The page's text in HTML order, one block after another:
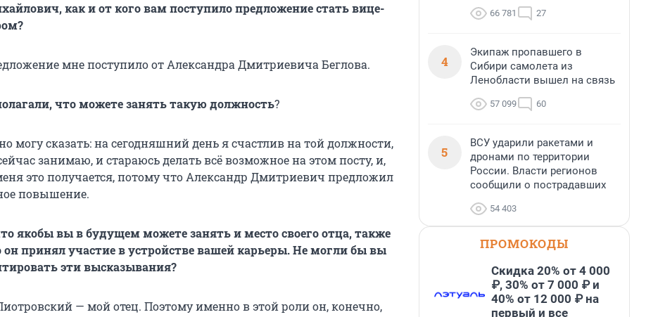
как и от кого вам поступило предложение стать вице-
мне поступило от Александра Дмитриевича Беглова.
что можете занять такую должность?
могу сказать: на сегодняшний день я счастлив на той должности,
занимаю, и стараюсь делать всё возможное на этом посту, и,
это получается, потому что Александр Дмитриевич предложил
повышение.
якобы вы в будущем можете занять и место своего отца, также
принял участие в устройстве вашей карьеры. Не могли бы вы
эти высказывания?
— мой отец. Поэтому именно в этой роли он, конечно,
66 781 27
4
Экипаж пропавшего в
Сибири самолета из
Ленобласти вышел на связь
57 099 60
5
ВСУ ударили ракетами и
дронами по территории
России. Власти регионов
сообщили о пострадавших
54 403
ПРОМОКОДЫ
Скидка 20% от 4 000
₽, 30% от 7 000 ₽ и
40% от 12 000 ₽ на
первый и все